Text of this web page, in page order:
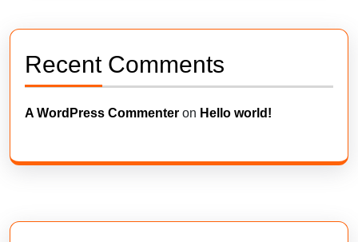
Recent Comments
A WordPress Commenter on Hello world!